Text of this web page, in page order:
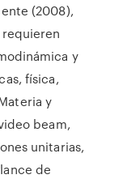
(2008),
y
física,
y
beam,
unitarias,
de